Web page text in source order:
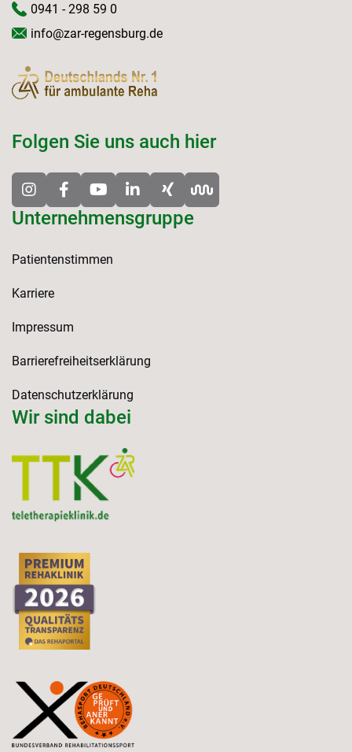
Unternehmensgruppe
Patientenstimmen
Karriere
Impressum
Barrierefreiheitserklärung
Datenschutzerklärung
0941 - 298 59 0
info@zar-regensburg.de
Folgen Sie uns auch hier
Wir sind dabei